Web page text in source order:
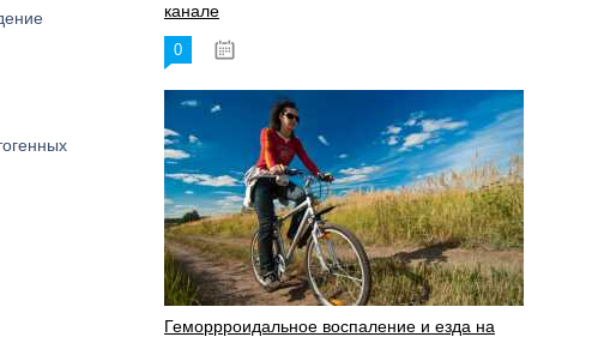
канале
0
Геморрроидальное воспаление и езда на